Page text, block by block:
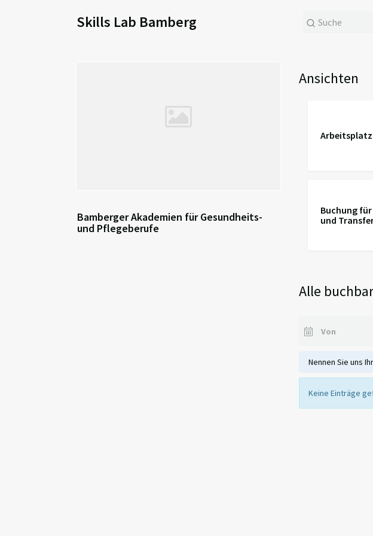
Skills Lab Bamberg
Bamberger Akademien für Gesundheits-
und Pflegeberufe
Ansichten
Arbeitsplatz
Buchung
und
Alle
Nennen Sie uns
Keine Einträge